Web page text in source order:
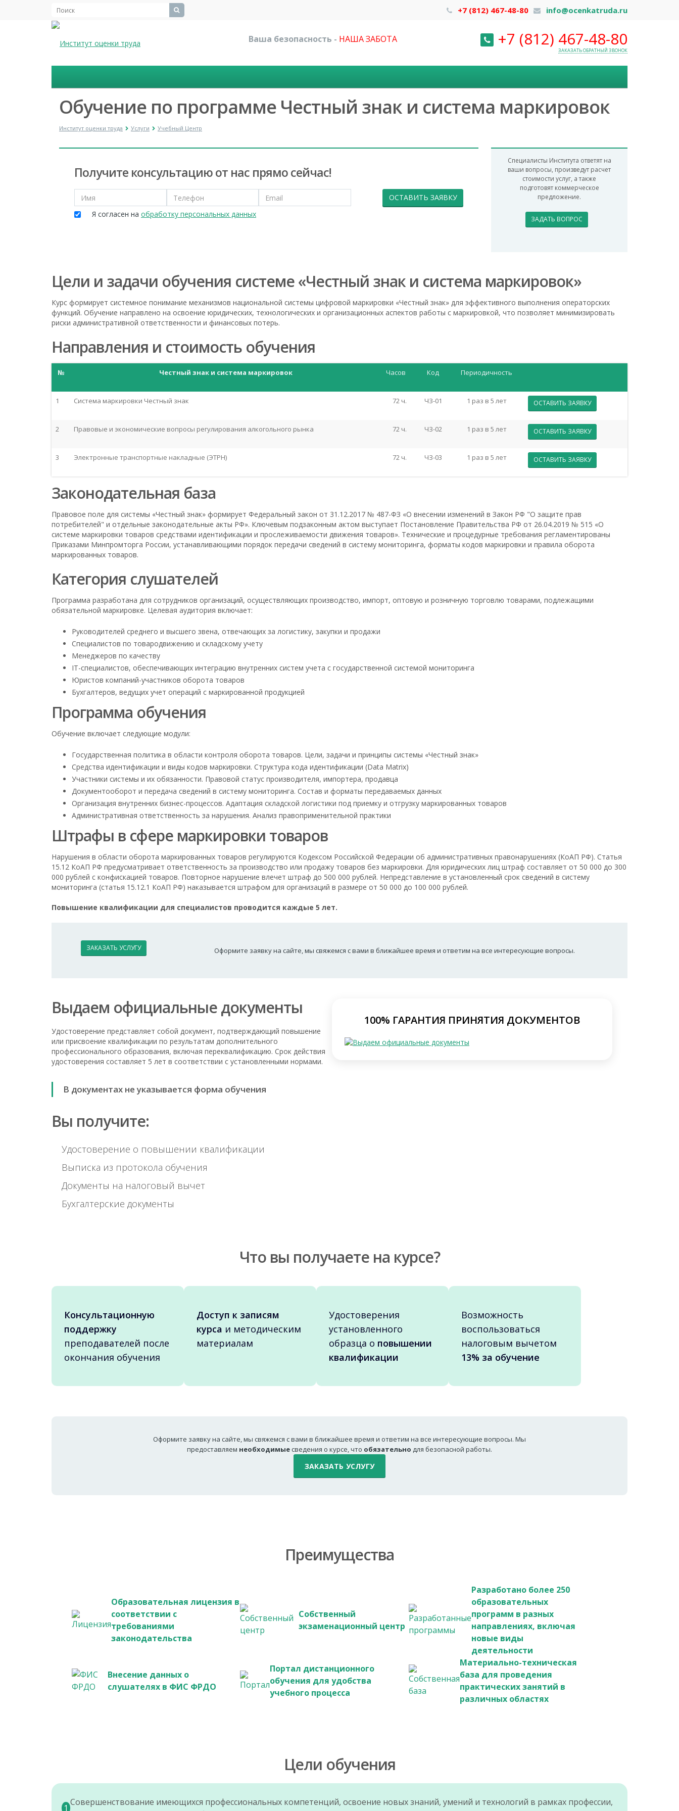
info@ocenkatruda.ru
+7 (812) 467-48-80
Ваша безопасность - НАША ЗАБОТА +7 (812) 467-48-80
ЗАКАЗАТЬ ОБРАТНЫЙ ЗВОНОК
Обучение по программе Честный знак и система маркировок
Институт оценки труда Услуги Учебный Центр
Специалисты Института ответят на
ваши вопросы, произведут расчет
стоимости услуг, а также
подготовят коммерческое
предложение.
ЗАДАТЬ ВОПРОС
Получите консультацию от нас прямо сейчас!
Я согласен на обработку персональных данных
ОСТАВИТЬ ЗАЯВКУ
Цели и задачи обучения системе «Честный знак и система маркировок»
Курс формирует системное понимание механизмов национальной системы цифровой маркировки «Честный знак» для эффективного выполнения операторских
функций. Обучение направлено на освоение юридических, технологических и организационных аспектов работы с маркировкой, что позволяет минимизировать
риски административной ответственности и финансовых потерь.
Направления и стоимость обучения
№ Честный знак и система маркировок Часов Код Периодичность
1 Система маркировки Честный знак 72 ч. ЧЗ-01 1 раз в 5 лет ОСТАВИТЬ ЗАЯВКУ
2 Правовые и экономические вопросы регулирования алкогольного рынка 72 ч. ЧЗ-02 1 раз в 5 лет ОСТАВИТЬ ЗАЯВКУ
3 Электронные транспортные накладные (ЭТРН) 72 ч. ЧЗ-03 1 раз в 5 лет ОСТАВИТЬ ЗАЯВКУ
Законодательная база
Правовое поле для системы «Честный знак» формирует Федеральный закон от 31.12.2017 № 487-ФЗ «О внесении изменений в Закон РФ "О защите прав
потребителей" и отдельные законодательные акты РФ». Ключевым подзаконным актом выступает Постановление Правительства РФ от 26.04.2019 № 515 «О
системе маркировки товаров средствами идентификации и прослеживаемости движения товаров». Технические и процедурные требования регламентированы
Приказами Минпромторга России, устанавливающими порядок передачи сведений в систему мониторинга, форматы кодов маркировки и правила оборота
маркированных товаров.
Категория слушателей
Программа разработана для сотрудников организаций, осуществляющих производство, импорт, оптовую и розничную торговлю товарами, подлежащими
обязательной маркировке. Целевая аудитория включает:
Руководителей среднего и высшего звена, отвечающих за логистику, закупки и продажи
Специалистов по товародвижению и складскому учету
Менеджеров по качеству
IT-специалистов, обеспечивающих интеграцию внутренних систем учета с государственной системой мониторинга
Юристов компаний-участников оборота товаров
Бухгалтеров, ведущих учет операций с маркированной продукцией
Программа обучения
Обучение включает следующие модули:
Государственная политика в области контроля оборота товаров. Цели, задачи и принципы системы «Честный знак»
Средства идентификации и виды кодов маркировки. Структура кода идентификации (Data Matrix)
Участники системы и их обязанности. Правовой статус производителя, импортера, продавца
Документооборот и передача сведений в систему мониторинга. Состав и форматы передаваемых данных
Организация внутренних бизнес-процессов. Адаптация складской логистики под приемку и отгрузку маркированных товаров
Административная ответственность за нарушения. Анализ правоприменительной практики
Штрафы в сфере маркировки товаров
Нарушения в области оборота маркированных товаров регулируются Кодексом Российской Федерации об административных правонарушениях (КоАП РФ). Статья
15.12 КоАП РФ предусматривает ответственность за производство или продажу товаров без маркировки. Для юридических лиц штраф составляет от 50 000 до 300
000 рублей с конфискацией товаров. Повторное нарушение влечет штраф до 500 000 рублей. Непредставление в установленный срок сведений в систему
мониторинга (статья 15.12.1 КоАП РФ) наказывается штрафом для организаций в размере от 50 000 до 100 000 рублей.
Повышение квалификации для специалистов проводится каждые 5 лет.
ЗАКАЗАТЬ УСЛУГУ Оформите заявку на сайте, мы свяжемся с вами в ближайшее время и ответим на все интересующие вопросы.
Выдаем официальные документы
Удостоверение представляет собой документ, подтверждающий повышение
или присвоение квалификации по результатам дополнительного
профессионального образования, включая переквалификацию. Срок действия
удостоверения составляет 5 лет в соответствии с установленными нормами.
В документах не указывается форма обучения
Вы получите:
Удостоверение о повышении квалификации
Выписка из протокола обучения
Документы на налоговый вычет
Бухгалтерские документы
100% ГАРАНТИЯ ПРИНЯТИЯ ДОКУМЕНТОВ
Что вы получаете на курсе?
Консультационную
поддержку
преподавателей после
окончания обучения
Доступ к записям
курса и методическим
материалам
Удостоверения
установленного
образца о повышении
квалификации
Возможность
воспользоваться
налоговым вычетом
13% за обучение
ЗАКАЗАТЬ УСЛУГУ
Оформите заявку на сайте, мы свяжемся с вами в ближайшее время и ответим на все интересующие вопросы. Мы
предоставляем необходимые сведения о курсе, что обязательно для безопасной работы.
Преимущества
Образовательная лицензия в
соответствии с
требованиями
законодательства
Собственный
экзаменационный центр
Разработано более 250
образовательных
программ в разных
направлениях, включая
новые виды
деятельности
Внесение данных о
слушателях в ФИС ФРДО
Портал дистанционного
обучения для удобства
учебного процесса
Материально-техническая
база для проведения
практических занятий в
различных областях
Цели обучения
1
Совершенствование имеющихся профессиональных компетенций, освоение новых знаний, умений и технологий в рамках профессии,